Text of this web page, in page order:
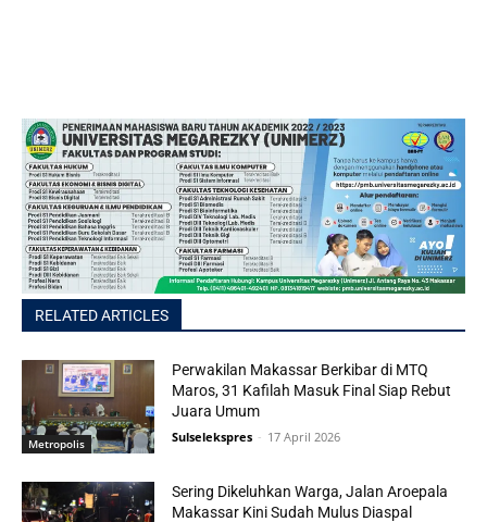
RELATED ARTICLES
Metropolis
Perwakilan Makassar Berkibar di MTQ
Maros, 31 Kafilah Masuk Final Siap Rebut
Juara Umum
Sulselekspres - 17 April 2026
Sering Dikeluhkan Warga, Jalan Aroepala
Makassar Kini Sudah Mulus Diaspal